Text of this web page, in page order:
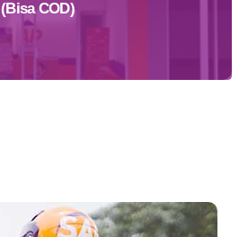
(Bisa COD)